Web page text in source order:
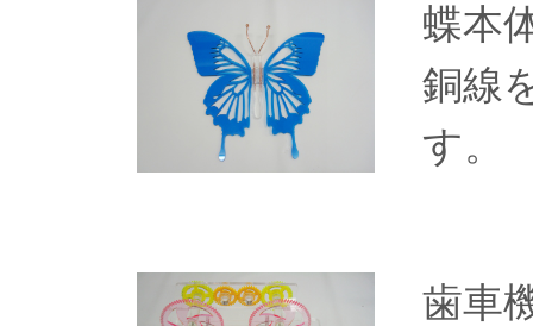
蝶本
銅線
す。
歯車